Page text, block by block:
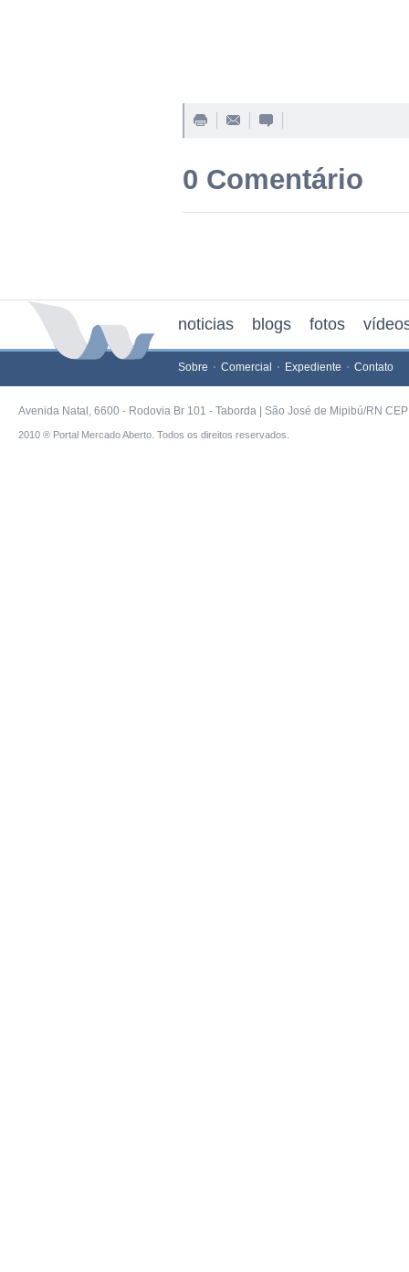
0 Comentário
noticias blogs fotos
Sobre Comercial Expediente Contato
Avenida Natal, 6600 - Rodovia Br 101 - Taborda | São José de Mipibú/RN
2010 ® Portal Mercado Aberto. Todos os direitos reservados.